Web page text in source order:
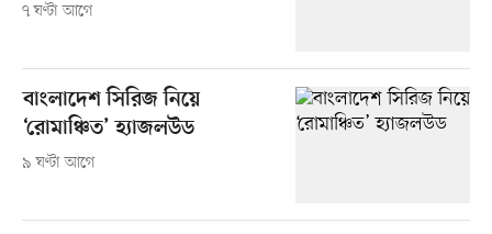
৭ ঘণ্টা আগে
বাংলাদেশ সিরিজ নিয়ে
‘রোমাঞ্চিত’ হ্যাজলউড
৯ ঘণ্টা আগে